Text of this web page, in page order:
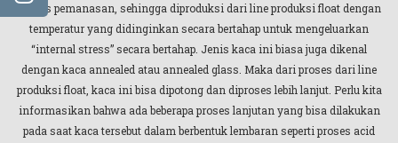
proses pemanasan, sehingga diproduksi dari line produksi float dengan
temperatur yang didinginkan secara bertahap untuk mengeluarkan
“internal stress” secara bertahap. Jenis kaca ini biasa juga dikenal
dengan kaca annealed atau annealed glass. Maka dari proses dari line
produksi float, kaca ini bisa dipotong dan diproses lebih lanjut. Perlu kita
informasikan bahwa ada beberapa proses lanjutan yang bisa dilakukan
pada saat kaca tersebut dalam berbentuk lembaran seperti proses acid